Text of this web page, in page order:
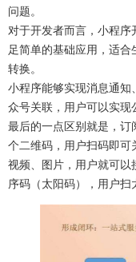
问题。
对于开发者而言，小程
足简单的基础应用，适
转换。
小程序能够实现消息通
众号关联，用户可以实现
最后的一点区别就是，
个二维码，用户扫码即可
视频、图片，用户就可以
序码（太阳码），用户扫